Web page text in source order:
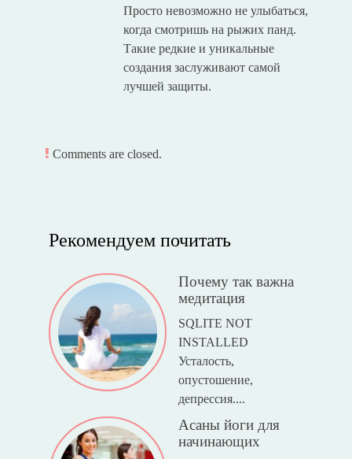
Просто невозможно не улыбаться,
когда смотришь на рыжих панд.
Такие редкие и уникальные
создания заслуживают самой
лучшей защиты.
Comments are closed.
Рекомендуем почитать
Почему так важна
медитация
SQLITE NOT
INSTALLED
Усталость,
опустошение,
депрессия....
Асаны йоги для
начинающих